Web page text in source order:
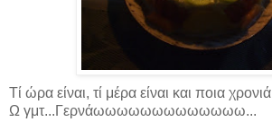
Τί ώρα είναι, τί μέρα είναι και ποια
Ω γμτ...Γερνάωωωωωωωωωωωωω...